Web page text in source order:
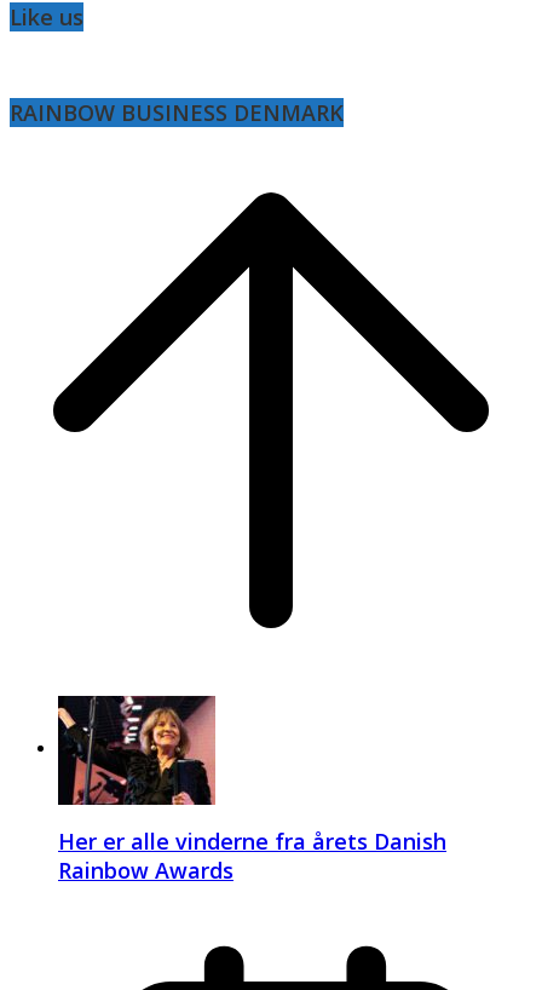
Like us
RAINBOW BUSINESS DENMARK
Her er alle vinderne fra årets Danish
Rainbow Awards